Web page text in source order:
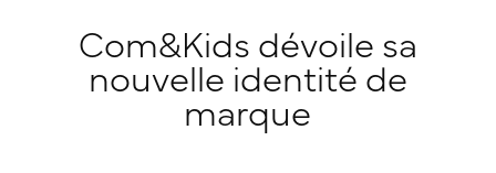
Com&Kids dévoile sa
nouvelle identité de
marque